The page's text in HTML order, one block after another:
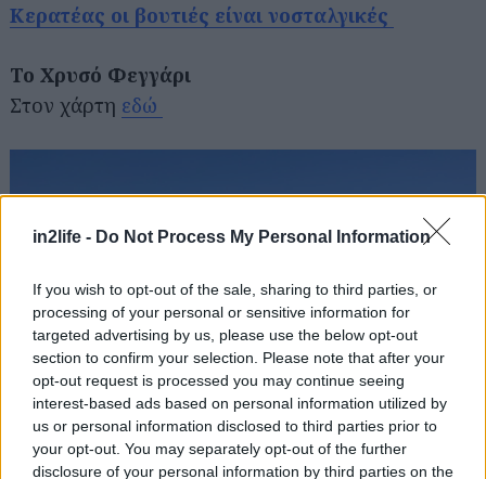
in2life - Do Not Process My Personal Information
If you wish to opt-out of the sale, sharing to third parties, or
processing of your personal or sensitive information for
targeted advertising by us, please use the below opt-out
section to confirm your selection. Please note that after your
opt-out request is processed you may continue seeing
interest-based ads based on personal information utilized by
us or personal information disclosed to third parties prior to
your opt-out. You may separately opt-out of the further
disclosure of your personal information by third parties on the
Κερατέας οι βουτιές είναι νοσταλγικές
Το Χρυσό Φεγγάρι
Στον χάρτη εδώ